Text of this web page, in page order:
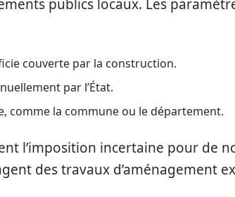
publics locaux. Les
couverte par la construction.
par l’État.
comme la commune ou le département.
l’imposition incertaine pour de
des travaux d’aménagement